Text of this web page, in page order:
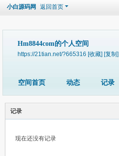
小白源码网 返回首页
Hm8844com的个人空间
https://21tian.net/?665316 [收藏] [复制]
空间首页 动态 记录
记录
现在还没有记录